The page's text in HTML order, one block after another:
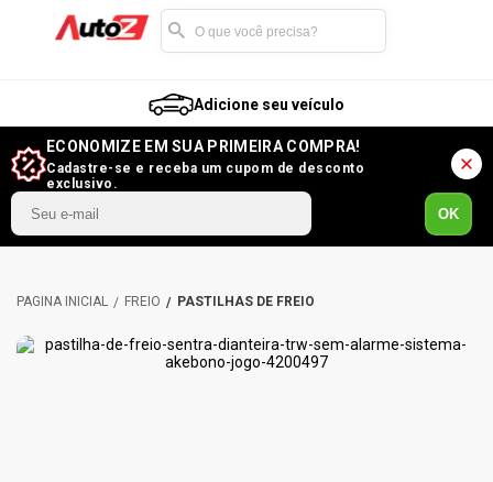
Adicione seu veículo
ECONOMIZE EM SUA PRIMEIRA COMPRA!
Cadastre-se e receba um cupom de desconto
exclusivo.
OK
FREIO PASTILHAS DE FREIO